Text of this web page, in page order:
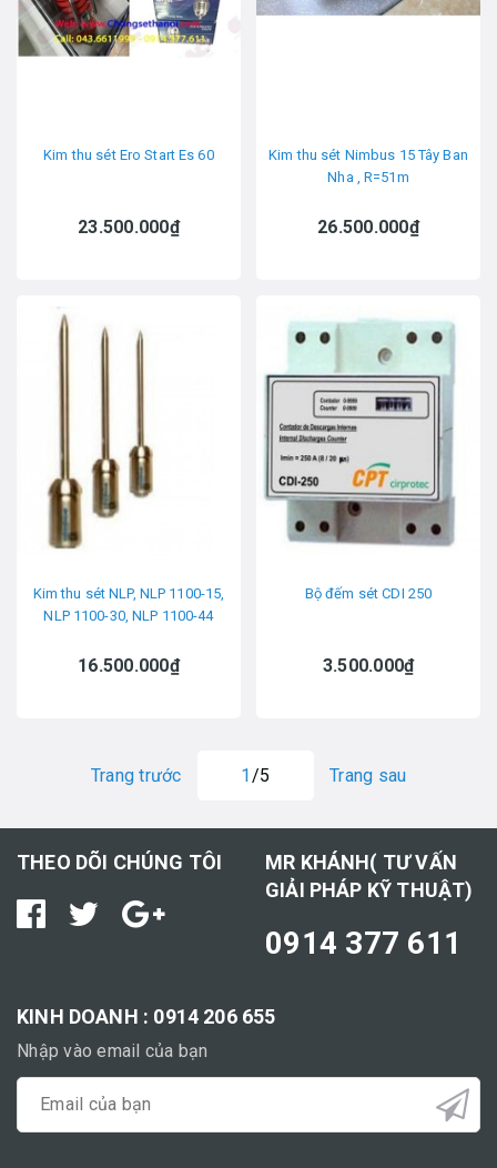
Kim thu sét Ero Start Es 60
23.500.000₫
Kim thu sét Nimbus 15 Tây Ban
Nha , R=51m
26.500.000₫
Kim thu sét NLP, NLP 1100-15,
NLP 1100-30, NLP 1100-44
16.500.000₫
Bộ đếm sét CDI 250
3.500.000₫
Trang trước 1 /5 Trang sau
THEO DÕI CHÚNG TÔI
MR KHÁNH( TƯ VẤN
GIẢI PHÁP KỸ THUẬT)
0914 377 611
KINH DOANH : 0914 206 655
Nhập vào email của bạn